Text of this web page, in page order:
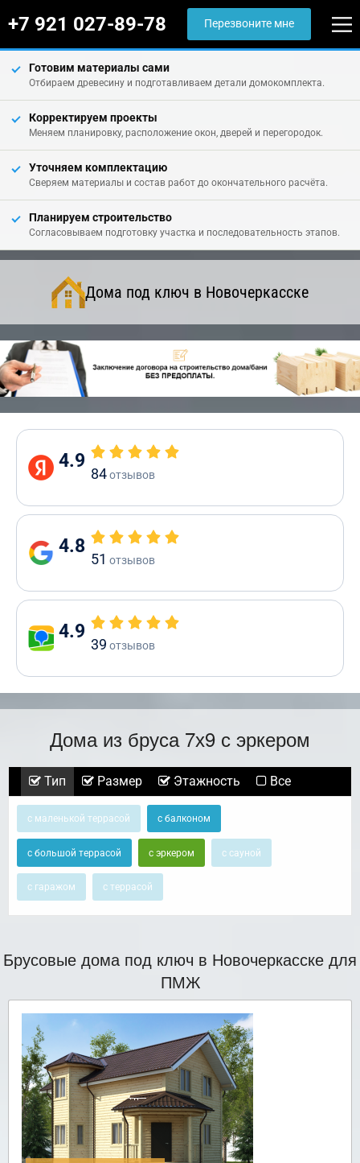
+7 921 027-89-78 Перезвоните мне
Готовим материалы сами
Отбираем древесину и подготавливаем детали домокомплекта.
Корректируем проекты
Меняем планировку, расположение окон, дверей и перегородок.
Уточняем комплектацию
Сверяем материалы и состав работ до окончательного расчёта.
Планируем строительство
Согласовываем подготовку участка и последовательность этапов.
Дома под ключ в Новочеркасске
4.9
84отзывов
4.8
51 отзывов
4.9
39 отзывов
Дома из бруса 7х9 с эркером
Тип Размер Этажность Все
с маленькой террасой с балконом
с большой террасой с эркером с сауной
с гаражом с террасой
Брусовые дома под ключ в Новочеркасске для
ПМЖ